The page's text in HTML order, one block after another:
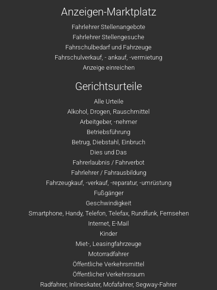
Anzeigen-Marktplatz
Fahrlehrer Stellenangebote
Fahrlehrer Stellengesuche
Fahrschulbedarf und Fahrzeuge
Fahrschulverkauf, - ankauf, -vermietung
Anzeige einreichen
Gerichtsurteile
Alle Urteile
Alkohol, Drogen, Rauschmittel
Arbeitgeber, -nehmer
Betriebsführung
Betrug, Diebstahl, Einbruch
Dies und Das
Fahrerlaubnis / Fahrverbot
Fahrlehrer / Fahrausbildung
Fahrzeugkauf, -verkauf, -reparatur, -umrüstung
Fußgänger
Geschwindigkeit
Smartphone, Handy, Telefon, Telefax, Rundfunk, Fernsehen
Internet, E-Mail
Kinder
Miet-, Leasingfahrzeuge
Motorradfahrer
Öffentliche Verkehrsmittel
Öffentlicher Verkehrsraum
Radfahrer, Inlineskater, Mofafahrer, Segway-Fahrer